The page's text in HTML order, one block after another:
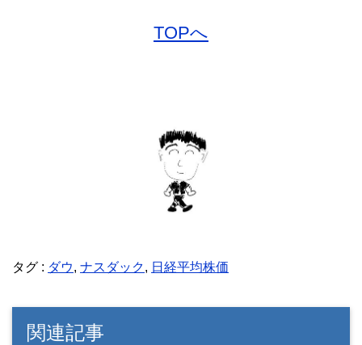
TOPへ
タグ : ダウ, ナスダック, 日経平均株価
関連記事